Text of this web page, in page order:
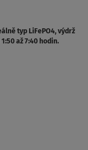
typ LiFePO4, výdrž
až 7:40 hodin.